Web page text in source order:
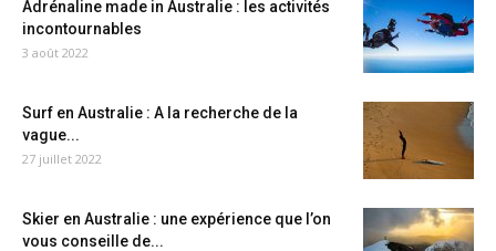
Adrénaline made in Australie : les activités
incontournables
3 août 2022
Surf en Australie : A la recherche de la
vague...
27 juillet 2022
Skier en Australie : une expérience que l’on
vous conseille de...